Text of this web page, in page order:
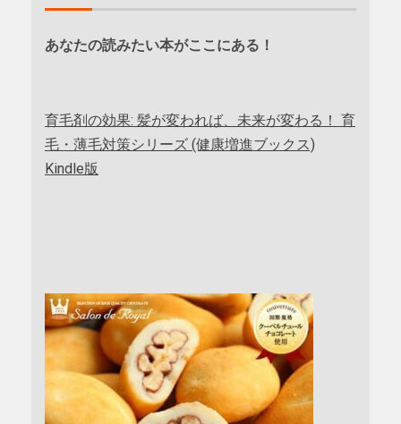
あなたの読みたい本がここにある！
育毛剤の効果: 髪が変われば、未来が変わる！ 育
毛・薄毛対策シリーズ (健康増進ブックス)
Kindle版